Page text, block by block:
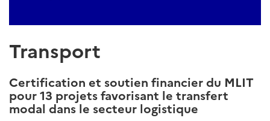
Transport
Certification et soutien financier du MLIT
pour 13 projets favorisant le transfert
modal dans le secteur logistique